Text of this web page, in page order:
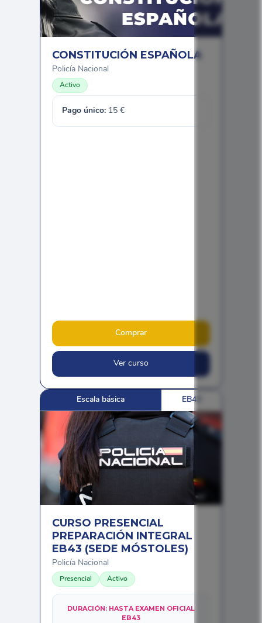
CONSTITUCIÓN ESPAÑOLA
Policía Nacional
Activo
Pago único: 15 €
Comprar
Ver curso
Escala básica EB43
CURSO PRESENCIAL
PREPARACIÓN INTEGRAL
EB43 (SEDE MÓSTOLES)
Policía Nacional
Presencial Activo
DURACIÓN: HASTA EXAMEN OFICIAL
EB43